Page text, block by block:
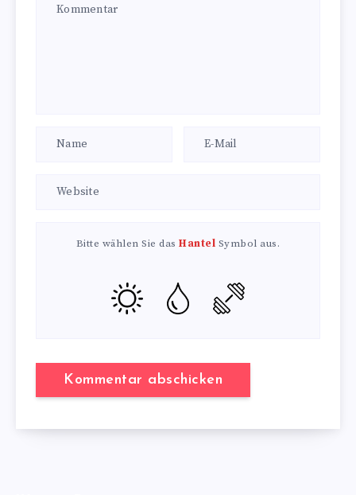
Bitte wählen Sie dasHantel Symbol aus.